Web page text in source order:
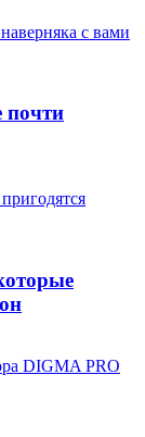
почти